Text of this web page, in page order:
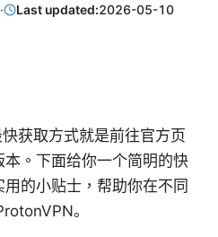
· Last updated:2026-05-10
获取方式就是前往官方页
。下面给你一个简明的快
的小贴士，帮助你在不同
。